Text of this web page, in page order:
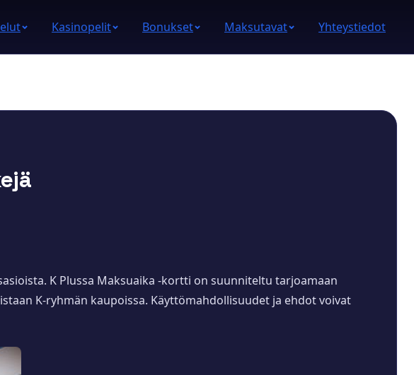
Kasinopelit Bonukset Maksutavat Yhteystiedot
K Plussa Maksuaika -kortti on suunniteltu tarjoamaan
K-ryhmän kaupoissa. Käyttömahdollisuudet ja ehdot voivat